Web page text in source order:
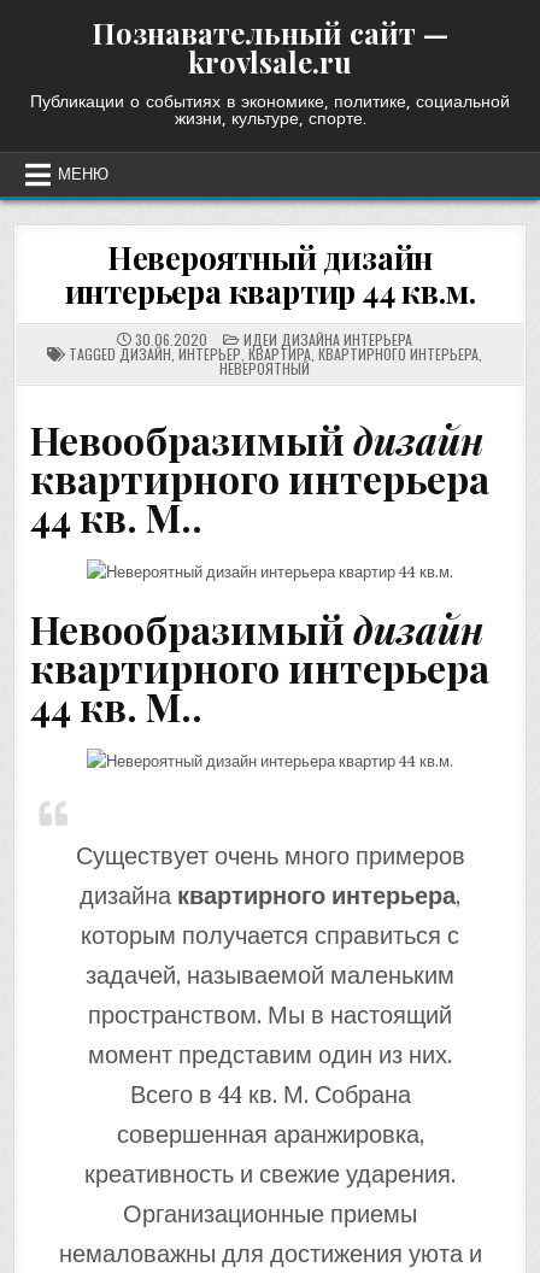
Познавательный сайт —
krovlsale.ru
Публикации о событиях в экономике, политике, социальной
жизни, культуре, спорте.
МЕНЮ
Невероятный дизайн
интерьера квартир 44 кв.м.
30.06.2020 POSTED
IN
ИДЕИ ДИЗАЙНА ИНТЕРЬЕРА
TAGGED ДИЗАЙН ИНТЕРЬЕР КВАРТИРА, КВАРТИРНОГО ИНТЕРЬЕРА,
НЕВЕРОЯТНЫЙ
Невообразимыйдизайн
квартирного интерьера
44 кв. М..
Невообразимыйдизайн
квартирного интерьера
44 кв. М..
Существует очень много примеров
дизайна квартирного интерьера,
которым получается справиться с
задачей, называемой маленьким
пространством. Мы в настоящий
момент представим один из них.
Всего в 44 кв. М. Собрана
совершенная аранжировка,
креативность и свежие ударения.
Организационные приемы
немаловажны для достижения уюта и